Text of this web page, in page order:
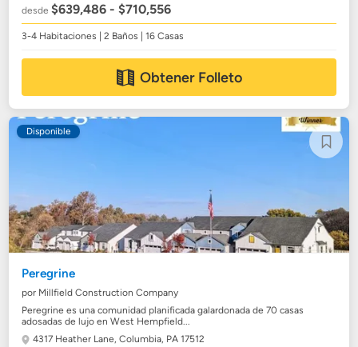
desde$639,486 - $710,556
3-4 Habitaciones | 2 Baños | 16 Casas
Obtener Folleto
Disponible
Peregrine
por Millfield Construction Company
Peregrine es una comunidad planificada galardonada de 70 casas
adosadas de lujo en West Hempfield...
4317 Heather Lane,Columbia, PA 17512